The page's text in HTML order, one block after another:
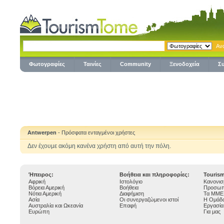
Φωτογραφίες Ταινίες Community Ξενοδοχεία
Antwerpen - Πρόσφατα ενταγμένοι χρήστες
Δεν έχουμε ακόμη κανένα χρήστη από αυτή την πόλη.
Ήπειρος: Βοήθεια και πληροφορίες:
Αφρική
Βόρεια Αμερική
Νότια Αμερική
Ασία
Αυστραλία και Ωκεανία
Ευρώπη
Ιστολόγιο
Βοήθεια
Διαφήμιση
Οι συνεργαζώμενοι ιστοί
Επαφή
Τα ΜΜΕ
Η
Εργασία
Για μας